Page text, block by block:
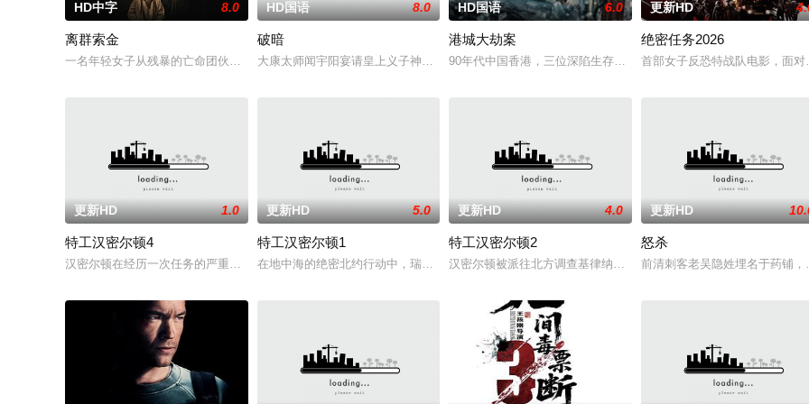
HD中字 8.0
离群索金
一名年轻女子从残暴的亡命团伙手中劫走了一批黄金，一路逃到边境荒原深处的偏远哨站暂避。歹徒很快循着踪迹追来，迅速
HD国语 8.0
破暗
大康太师闻宇阳宴请皇上义子神策府神威将军冷啸天，席间告知他一个消息，刚刚继任北疆镇海王的薛世明
HD国语 6.0
港城大劫案
90年代中国香港，三位深陷生存绝境的底层小人物，因一场劫案命运
更新HD
绝密任务2026
首部女子反恐特战队电影，面
更新HD 1.0
特工汉密尔顿4
汉密尔顿在经历一次任务的严重后果后，陷入了自我毁灭的状态。然而，他被说服去执行他最擅长的任务——前往波兰找回一
更新HD 5.0
特工汉密尔顿1
在地中海的绝密北约行动中，瑞典攻击潜水员遇害。汉密尔顿，受害者的老友，前往法国土伦军事基地展开
更新HD 4.0
特工汉密尔顿2
汉密尔顿被派往北方调查基律纳太空项目的间谍行为，同时发现有人
更新HD
怒杀
前清刺客老吴隐姓埋名于药铺